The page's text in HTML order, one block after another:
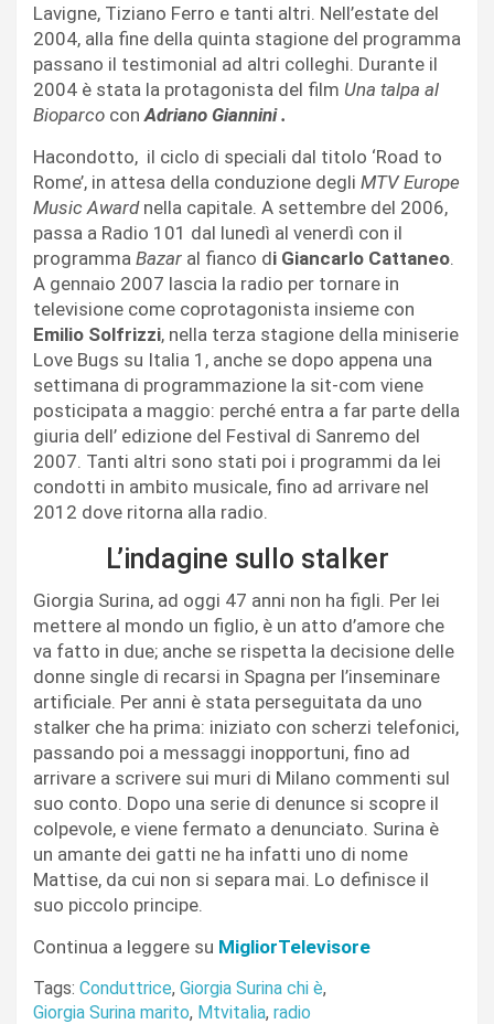
Lavigne, Tiziano Ferro e tanti altri. Nell’estate del
2004, alla fine della quinta stagione del programma
passano il testimonial ad altri colleghi. Durante il
2004 è stata la protagonista del film Una talpa al
Bioparco con Adriano Giannini .
Hacondotto, il ciclo di speciali dal titolo ‘Road to
Rome’, in attesa della conduzione degli MTV Europe
Music Award nella capitale. A settembre del 2006,
passa a Radio 101 dal lunedì al venerdì con il
programma Bazar al fianco di Giancarlo Cattaneo.
A gennaio 2007 lascia la radio per tornare in
televisione come coprotagonista insieme con
Emilio Solfrizzi, nella terza stagione della miniserie
Love Bugs su Italia 1, anche se dopo appena una
settimana di programmazione la sit-com viene
posticipata a maggio: perché entra a far parte della
giuria dell’ edizione del Festival di Sanremo del
2007. Tanti altri sono stati poi i programmi da lei
condotti in ambito musicale, fino ad arrivare nel
2012 dove ritorna alla radio.
L’indagine sullo stalker
Giorgia Surina, ad oggi 47 anni non ha figli. Per lei
mettere al mondo un figlio, è un atto d’amore che
va fatto in due; anche se rispetta la decisione delle
donne single di recarsi in Spagna per l’inseminare
artificiale. Per anni è stata perseguitata da uno
stalker che ha prima: iniziato con scherzi telefonici,
passando poi a messaggi inopportuni, fino ad
arrivare a scrivere sui muri di Milano commenti sul
suo conto. Dopo una serie di denunce si scopre il
colpevole, e viene fermato a denunciato. Surina è
un amante dei gatti ne ha infatti uno di nome
Mattise, da cui non si separa mai. Lo definisce il
suo piccolo principe.
Continua a leggere su MigliorTelevisore
Tags: Conduttrice, Giorgia Surina chi è,
Giorgia Surina marito, Mtvitalia, radio